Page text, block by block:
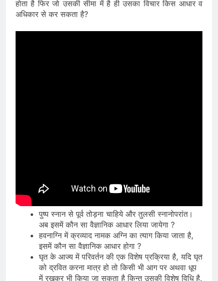
होता है फिर जो उसकी सीमा में है ही उसका विचार किस आधार व
अधिकार से कर सकता है?
पुष्प स्नान से पूर्व तोड़ना चाहिये और तुलसी स्नानोपरांत।
अब इसमें कौन सा वैज्ञानिक आधार लिया जायेगा ?
हवनाग्नि में क्रव्याद नामक अग्नि का त्याग किया जाता है,
इसमें कौन सा वैज्ञानिक आधार होगा ?
घृत के आज्य में परिवर्तन की एक विशेष प्रक्रिया है, यदि घृत
को द्रवित करना मात्र हो तो किसी भी आग पर अथवा धूप
में रखकर भी किया जा सकता है किन्तु उसकी विशेष विधि है,